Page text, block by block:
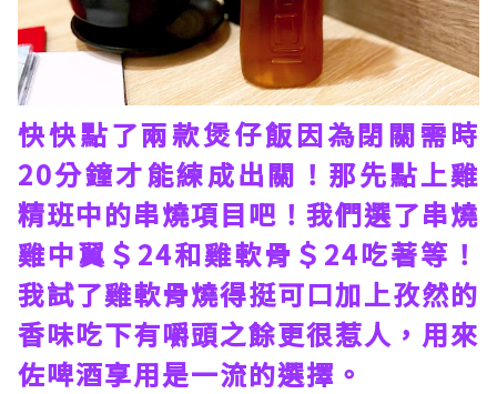
快快點了兩款煲仔飯因為閉關需時
20分鐘才能練成出關！那先點上雞
精班中的串燒項目吧！我們選了串燒
雞中翼＄24和雞軟骨＄24吃著等！
我試了雞軟骨燒得挺可口加上孜然的
香味吃下有嚼頭之餘更很惹人，用來
佐啤酒享用是一流的選擇。